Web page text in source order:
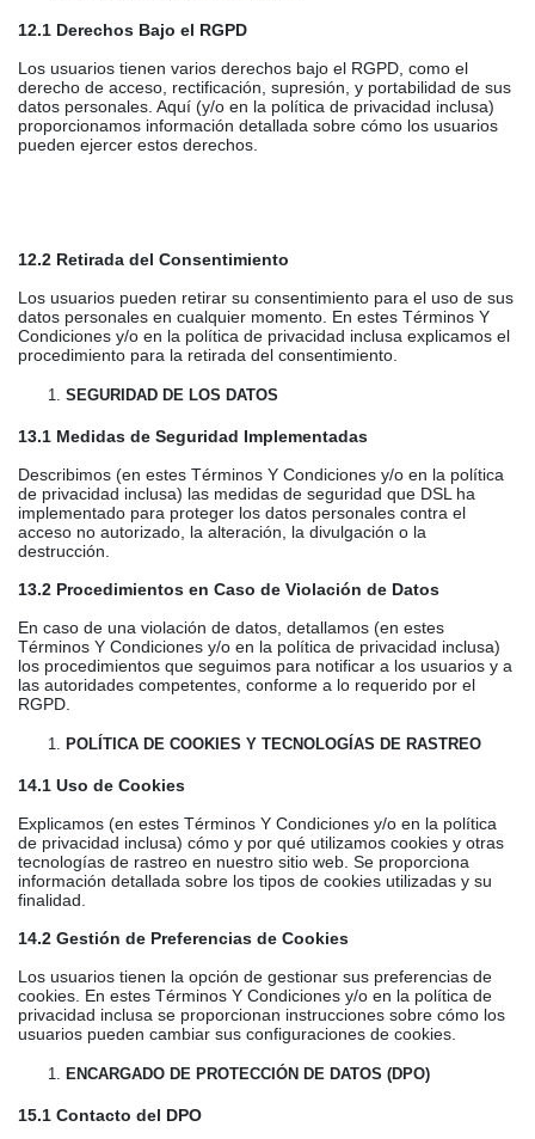
12.1 Derechos Bajo el RGPD
Los usuarios tienen varios derechos bajo el RGPD, como el
derecho de acceso, rectificación, supresión, y portabilidad de sus
datos personales. Aquí (y/o en la política de privacidad inclusa)
proporcionamos información detallada sobre cómo los usuarios
pueden ejercer estos derechos.
12.2 Retirada del Consentimiento
Los usuarios pueden retirar su consentimiento para el uso de sus
datos personales en cualquier momento. En estes Términos Y
Condiciones y/o en la política de privacidad inclusa explicamos el
procedimiento para la retirada del consentimiento.
SEGURIDAD DE LOS DATOS
13.1 Medidas de Seguridad Implementadas
Describimos (en estes Términos Y Condiciones y/o en la política
de privacidad inclusa) las medidas de seguridad que DSL ha
implementado para proteger los datos personales contra el
acceso no autorizado, la alteración, la divulgación o la
destrucción.
13.2 Procedimientos en Caso de Violación de Datos
En caso de una violación de datos, detallamos (en estes
Términos Y Condiciones y/o en la política de privacidad inclusa)
los procedimientos que seguimos para notificar a los usuarios y a
las autoridades competentes, conforme a lo requerido por el
RGPD.
POLÍTICA DE COOKIES Y TECNOLOGÍAS DE RASTREO
14.1 Uso de Cookies
Explicamos (en estes Términos Y Condiciones y/o en la política
de privacidad inclusa) cómo y por qué utilizamos cookies y otras
tecnologías de rastreo en nuestro sitio web. Se proporciona
información detallada sobre los tipos de cookies utilizadas y su
finalidad.
14.2 Gestión de Preferencias de Cookies
Los usuarios tienen la opción de gestionar sus preferencias de
cookies. En estes Términos Y Condiciones y/o en la política de
privacidad inclusa se proporcionan instrucciones sobre cómo los
usuarios pueden cambiar sus configuraciones de cookies.
ENCARGADO DE PROTECCIÓN DE DATOS (DPO)
15.1 Contacto del DPO